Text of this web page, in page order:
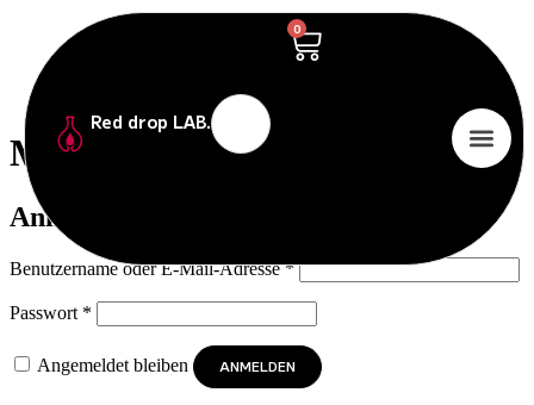
Red drop LAB.
0
Mein Account
Anmelden
Benutzername oder E-Mail-Adresse*
Passwort *
Angemeldet bleiben ANMELDEN